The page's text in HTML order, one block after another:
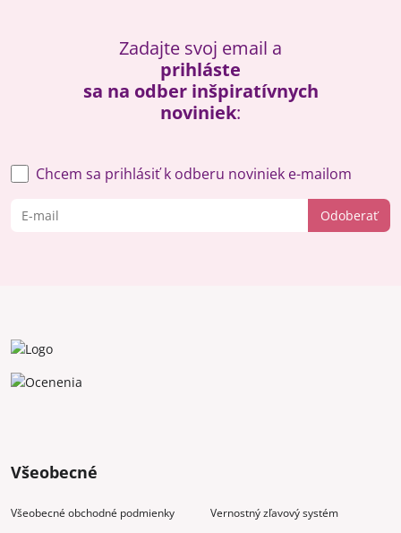
Zadajte svoj email a
prihláste
sa na odber inšpiratívnych
noviniek:
Odoberať
Chcem sa prihlásiť k odberu noviniek e-mailom
Všeobecné
Všeobecné obchodné podmienky
Vernostný zľavový systém